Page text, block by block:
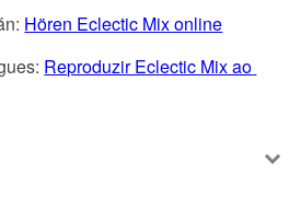
Hören Eclectic Mix online
Reproduzir Eclectic Mix ao